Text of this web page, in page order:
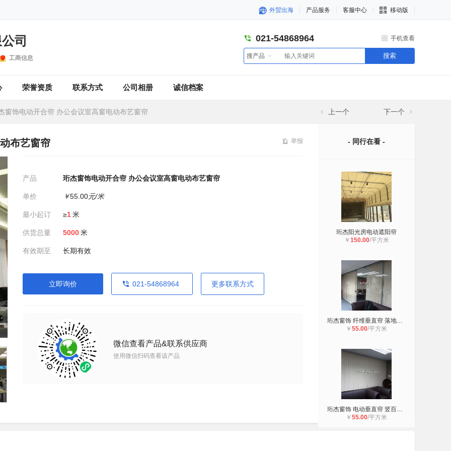
外贸出海 产品服务 客服中心 移动版
司
工商信息
021-54868964 手机查看
搜产品 搜索
荣誉资质 联系方式 公司相册 诚信档案
窗饰电动开合帘 办公会议室高窗电动布艺窗帘 上一个 下一个
布艺窗帘 举报
产品 珩杰窗饰电动开合帘 办公会议室高窗电动布艺窗帘
单价 ￥55.00元/米
最小起订 ≥1米
供货总量 5000米
有效期至 长期有效
立即询价 021-54868964 更多联系方式
微信查看产品&联系供应商
使用微信扫码查看该产品
- 同行在看 -
珩杰阳光房电动遮阳帘
￥ 150.00/平方米
珩杰窗饰 纤维垂直帘 落地窗窗帘，直
￥ 55.00/平方米
珩杰窗饰 电动垂直帘 竖百叶式窗帘，
￥ 55.00/平方米